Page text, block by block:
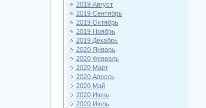
2019 Август
2019 Сентябрь
2019 Октябрь
2019 Ноябрь
2019 Декабрь
2020 Январь
2020 Февраль
2020 Март
2020 Апрель
2020 Май
2020 Июнь
2020 Июль